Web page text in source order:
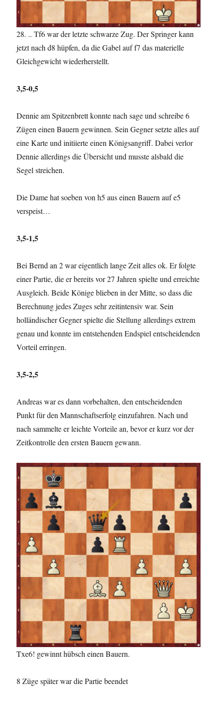
28. .. Tf6 war der letzte schwarze Zug. Der Springer kann
jetzt nach d8 hüpfen, da die Gabel auf f7 das materielle
Gleichgewicht wiederherstellt.
3,5-0,5
Dennie am Spitzenbrett konnte nach sage und schreibe 6
Zügen einen Bauern gewinnen. Sein Gegner setzte alles auf
eine Karte und initiierte einen Königsangriff. Dabei verlor
Dennie allerdings die Übersicht und musste alsbald die
Segel streichen.
Die Dame hat soeben von h5 aus einen Bauern auf e5
verspeist…
3,5-1,5
Bei Bernd an 2 war eigentlich lange Zeit alles ok. Er folgte
einer Partie, die er bereits vor 27 Jahren spielte und erreichte
Ausgleich. Beide Könige blieben in der Mitte, so dass die
Berechnung jedes Zuges sehr zeitintensiv war. Sein
holländischer Gegner spielte die Stellung allerdings extrem
genau und konnte im entstehenden Endspiel entscheidenden
Vorteil erringen.
3,5-2,5
Andreas war es dann vorbehalten, den entscheidenden
Punkt für den Mannschaftserfolg einzufahren. Nach und
nach sammelte er leichte Vorteile an, bevor er kurz vor der
Zeitkontrolle den ersten Bauern gewann.
Txe6! gewinnt hübsch einen Bauern.
8 Züge später war die Partie beendet